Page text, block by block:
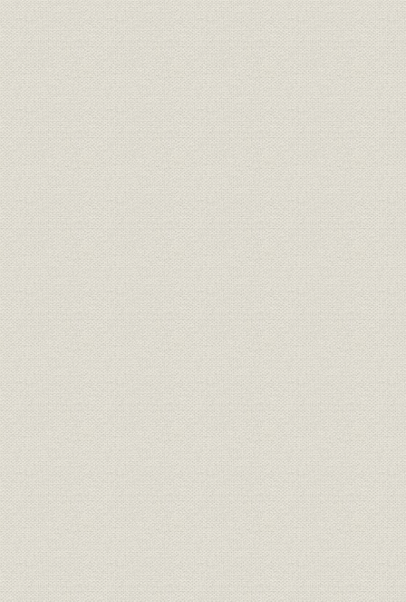
保険;規則 『保険規則』(昭和31年) 昭和31年
従業員 矢野恒太、野津澡、森村金造 明治27年
営業;関係会社 合資会社時代の代理店数
明治27年
年度(1900
営業;関係会社
明治27年度代理店中銀行内代理
店
明治27年
価格;業界 20年満期養老保険料の各社比較
財務・業績;経営 合資会社時代の業績
明治27年
年度(1900
社章 共済生命保険株式会社社章 [明治33年
役員 第三代社長 安田善助 [明治35年
財務・業績;経営
株式会社時代の業績(明治33年~
大正末)
明治33年
年度(1926
事業所
大正2年5月新築の本社社屋(小舟
町河岸)
大正2年
事業所
大正10年2月新築の本社社屋(鎧
河岸)
大正10年
事業所 関東大震災以前の本社社屋付近 [大正12年
事業所;災害
関東大震災で類焼した本社の内
部
[大正12年
広告宣伝;事業所
保険金即時支払の広告と震災後
の本社付近の様子
[大正13年